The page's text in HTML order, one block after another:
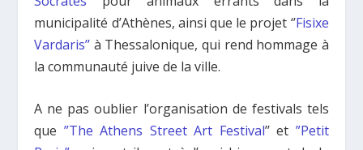
municipalité d’Athènes, ainsi que le projet ‘’Fisixe
Vardaris’’ à Thessalonique, qui rend hommage à
la communauté juive de la ville.
A ne pas oublier l’organisation de festivals tels
que ”The Athens Street Art Festival’’ et ”Petit